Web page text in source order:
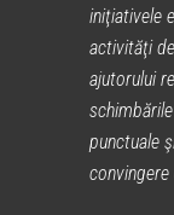
iniţiativele
activităţi
ajutorului
punctuale
convingere